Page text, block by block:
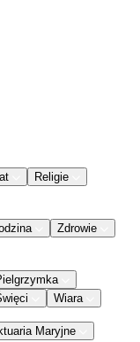
Religie
Zdrowie
Wiara
Maryjne